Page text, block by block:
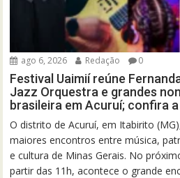
ago 6, 2026 Redação 0
Festival Uaimií reúne
Jazz Orquestra e grandes
brasileira em Acuruí; confira
O distrito de Acuruí, em Itabirito
maiores encontros entre música,
e cultura de Minas Gerais. No
partir das 11h, acontece o grande